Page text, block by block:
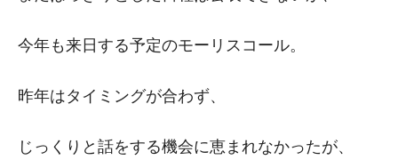
今年も来日する予定のモーリスコール。
昨年はタイミングが合わず、
じっくりと話をする機会に恵まれなかったが、